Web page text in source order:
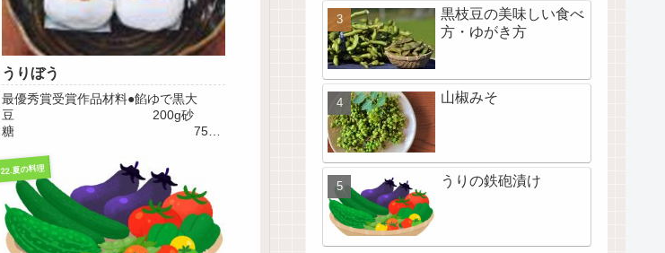
うりぼう
最優秀賞受賞作品材料●餡ゆで黒大
豆 200g砂
糖 75g
まみ●皮山の芋（すりおろしたもの）
60g砂
糖 90g上
新粉 ...
22.夏の料理
黒枝豆の美味しい食べ
方・ゆがき方
山椒みそ
うりの鉄砲漬け